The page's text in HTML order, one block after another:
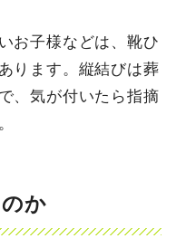
お子様などは、靴ひ
ります。縦結びは葬
、気が付いたら指摘
か